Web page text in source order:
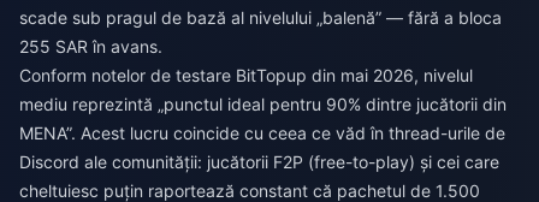
scade sub pragul de bază al nivelului „balenă” — fără a bloca
255 SAR în avans.
Conform notelor de testare BitTopup din mai 2026, nivelul
mediu reprezintă „punctul ideal pentru 90% dintre jucătorii din
MENA”. Acest lucru coincide cu ceea ce văd în thread-urile de
Discord ale comunității: jucătorii F2P (free-to-play) și cei care
cheltuiesc puțin raportează constant că pachetul de 1.500